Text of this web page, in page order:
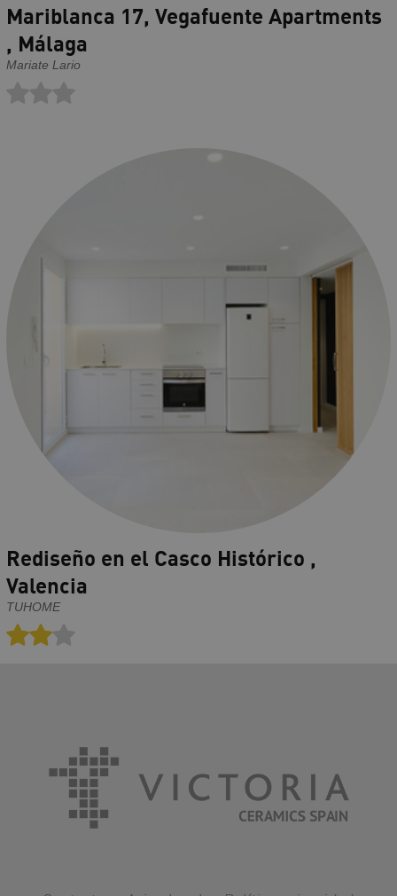
Mariblanca 17, Vegafuente Apartments
, Málaga
Mariate Lario
Rediseño en el Casco Histórico ,
Valencia
TUHOME